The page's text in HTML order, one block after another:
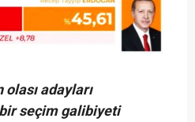
olası adayları
seçim galibiyeti